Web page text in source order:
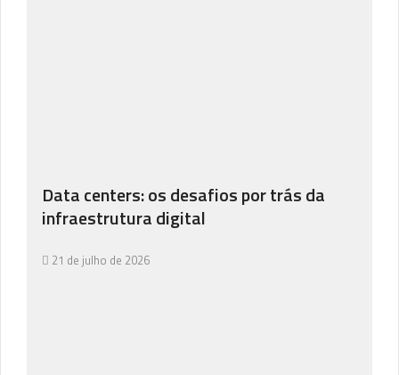
Data centers: os desafios por trás da
infraestrutura digital
21 de julho de 2026